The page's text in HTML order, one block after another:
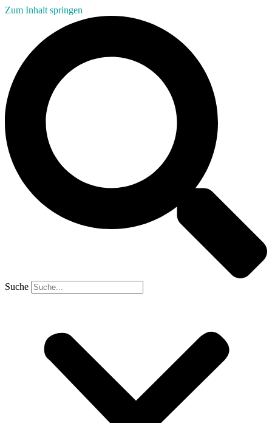
Zum Inhalt springen
Suche